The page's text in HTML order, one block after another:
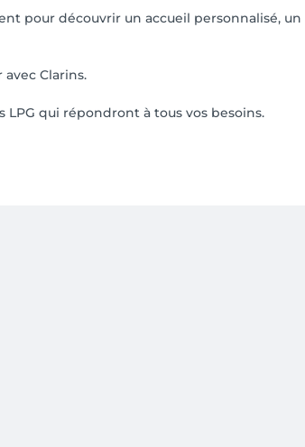
pour découvrir un accueil personnalisé, un
Clarins.
qui répondront à tous vos besoins.